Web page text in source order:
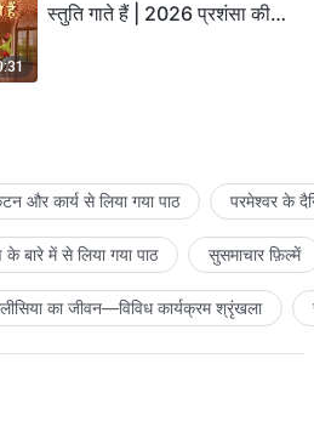
स्तुति गाते हैं | 2026 प्रशंसा की
और कार्य से लिया गया पाठ परमेश्वर के
में से लिया गया पाठ सुसमाचार फ़िल्में
का जीवन—विविध कार्यक्रम श्रृंखला